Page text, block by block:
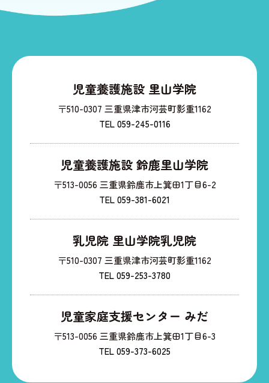
児童養護施設 里山学院
〒510-0307 三重県津市河芸町影重1162
TEL 059-245-0116
児童養護施設 鈴鹿里山学院
〒513-0056 三重県鈴鹿市上箕田1丁目6-2
TEL 059-381-6021
乳児院 里山学院乳児院
〒510-0307 三重県津市河芸町影重1162
TEL 059-253-3780
児童家庭支援センター みだ
〒513-0056 三重県鈴鹿市上箕田1丁目6-3
TEL 059-373-6025